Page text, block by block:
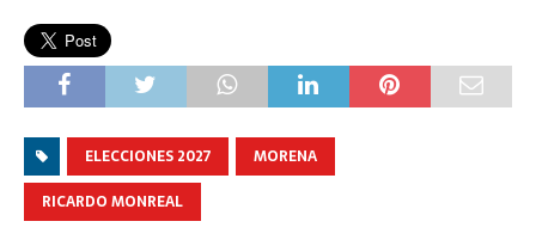
ELECCIONES 2027
MORENA
RICARDO MONREAL